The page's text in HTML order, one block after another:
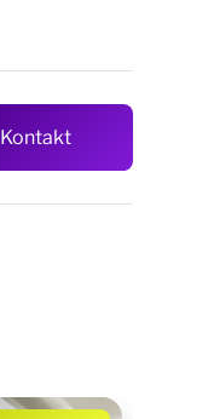
Kontakt